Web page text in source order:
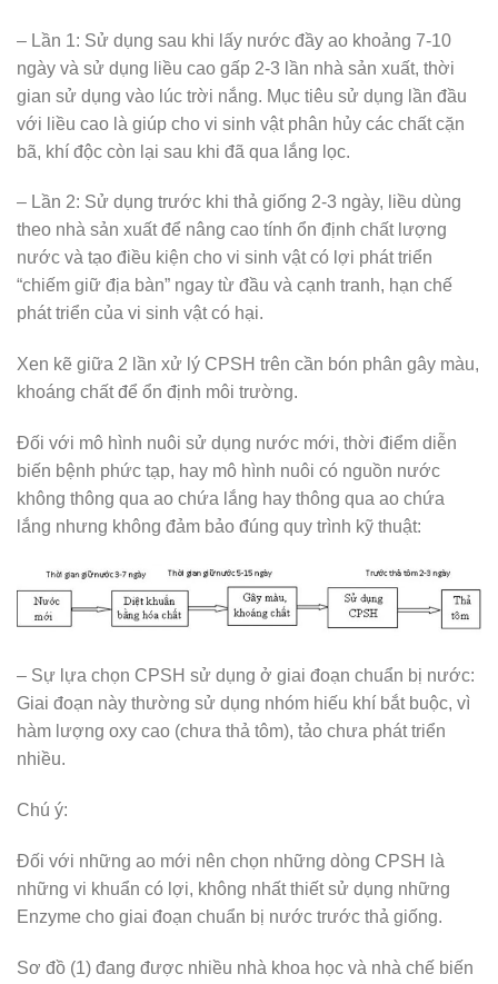
– Lần 1: Sử dụng sau khi lấy nước đầy ao khoảng 7-10
ngày và sử dụng liều cao gấp 2-3 lần nhà sản xuất, thời
gian sử dụng vào lúc trời nắng. Mục tiêu sử dụng lần đầu
với liều cao là giúp cho vi sinh vật phân hủy các chất cặn
bã, khí độc còn lại sau khi đã qua lắng lọc.
– Lần 2: Sử dụng trước khi thả giống 2-3 ngày, liều dùng
theo nhà sản xuất để nâng cao tính ổn định chất lượng
nước và tạo điều kiện cho vi sinh vật có lợi phát triển
“chiếm giữ địa bàn” ngay từ đầu và cạnh tranh, hạn chế
phát triển của vi sinh vật có hại.
Xen kẽ giữa 2 lần xử lý CPSH trên cần bón phân gây màu,
khoáng chất để ổn định môi trường.
Đối với mô hình nuôi sử dụng nước mới, thời điểm diễn
biến bệnh phức tạp, hay mô hình nuôi có nguồn nước
không thông qua ao chứa lắng hay thông qua ao chứa
lắng nhưng không đảm bảo đúng quy trình kỹ thuật:
– Sự lựa chọn CPSH sử dụng ở giai đoạn chuẩn bị nước:
Giai đoạn này thường sử dụng nhóm hiếu khí bắt buộc, vì
hàm lượng oxy cao (chưa thả tôm), tảo chưa phát triển
nhiều.
Chú ý:
Đối với những ao mới nên chọn những dòng CPSH là
những vi khuẩn có lợi, không nhất thiết sử dụng những
Enzyme cho giai đoạn chuẩn bị nước trước thả giống.
Sơ đồ (1) đang được nhiều nhà khoa học và nhà chế biến